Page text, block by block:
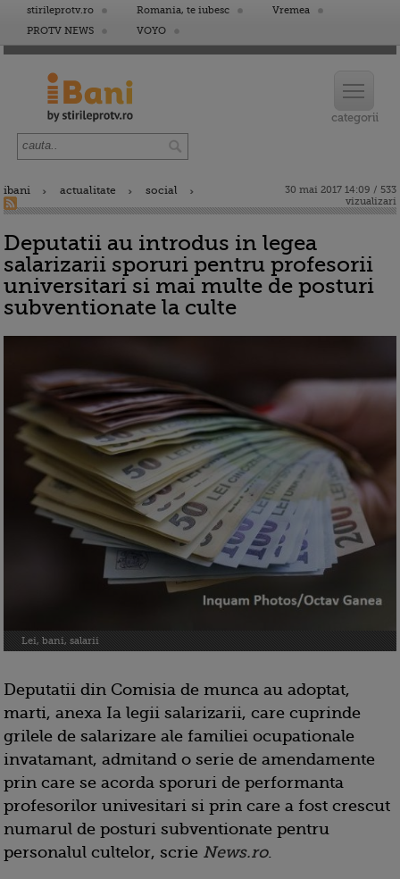
stirileprotv.ro Romania, te iubesc
Vremea
PROTV NEWS
VOYO
ibani actualitate social
30 mai 2017 14:09 / 533
vizualizari
Deputatii au introdus in legea
salarizarii sporuri pentru profesorii
universitari si mai multe de posturi
subventionate la culte
Lei, bani, salarii
Deputatii din Comisia de munca au adoptat,
marti, anexa Ia legii salarizarii, care cuprinde
grilele de salarizare ale familiei ocupationale
invatamant, admitand o serie de amendamente
prin care se acorda sporuri de performanta
profesorilor univesitari si prin care a fost crescut
numarul de posturi subventionate pentru
personalul cultelor, scrie News.ro.